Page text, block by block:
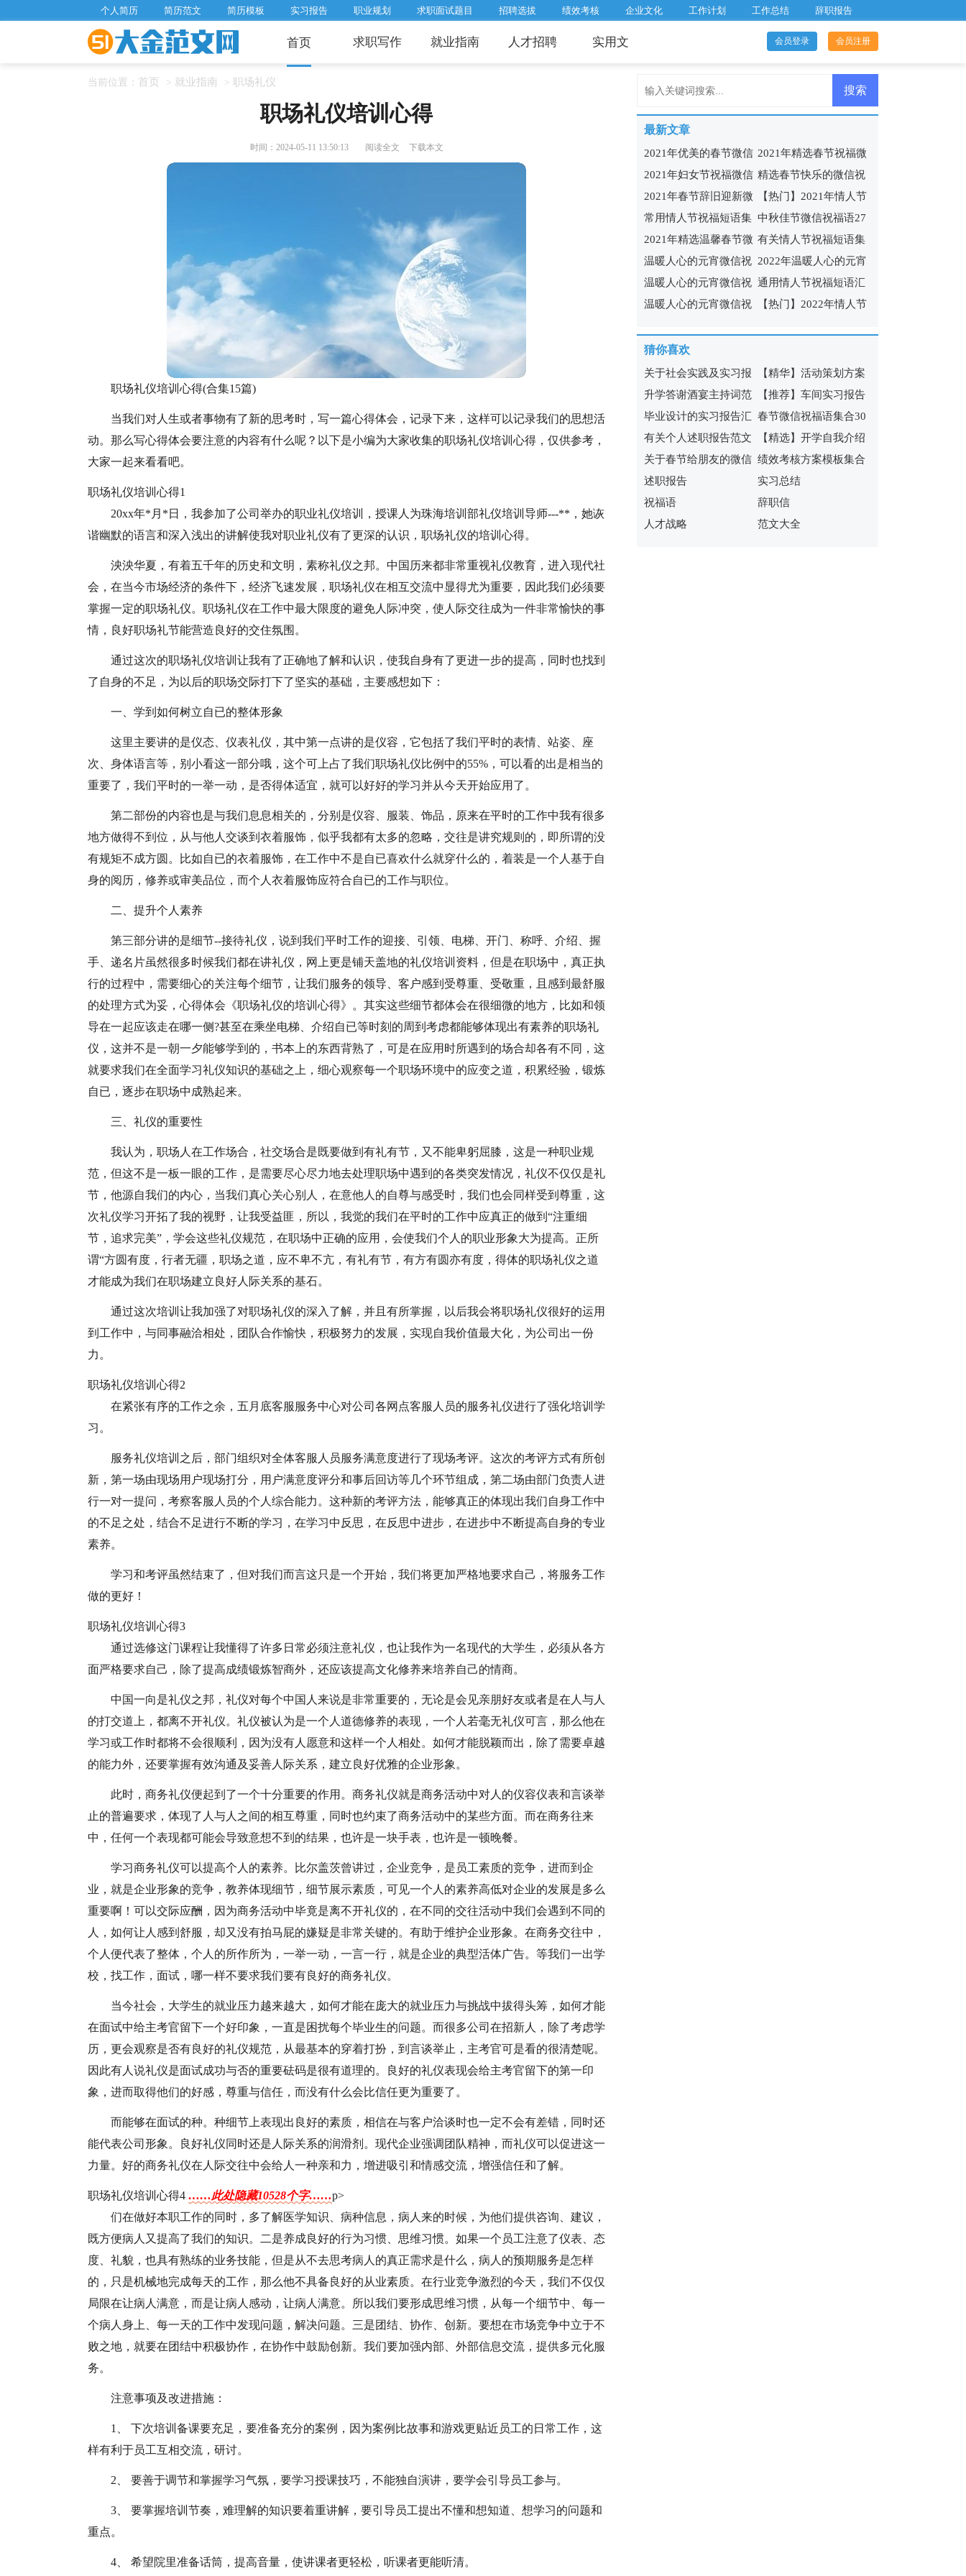
个人简历 简历范文 简历模板 实习报告 职业规划 求职面试题目 招聘选拔 绩效考核 企业文化 工作计划 工作总结 辞职报告
首页 求职写作 就业指南 人才招聘 实用文 会员登录 会员注册
当前位置： 首页 > 就业指南 > 职场礼仪
职场礼仪培训心得
时间：2024-05-11 13:50:13 阅读全文 下载本文
职场礼仪培训心得(合集15篇)
当我们对人生或者事物有了新的思考时，写一篇心得体会，记录下来，这样可以记录我们的思想活
动。那么写心得体会要注意的内容有什么呢？以下是小编为大家收集的职场礼仪培训心得，仅供参考，
大家一起来看看吧。
职场礼仪培训心得1
20xx年*月*日，我参加了公司举办的职业礼仪培训，授课人为珠海培训部礼仪培训导师---**，她诙
谐幽默的语言和深入浅出的讲解使我对职业礼仪有了更深的认识，职场礼仪的培训心得。
泱泱华夏，有着五千年的历史和文明，素称礼仪之邦。中国历来都非常重视礼仪教育，进入现代社
会，在当今市场经济的条件下，经济飞速发展，职场礼仪在相互交流中显得尤为重要，因此我们必须要
掌握一定的职场礼仪。职场礼仪在工作中最大限度的避免人际冲突，使人际交往成为一件非常愉快的事
情，良好职场礼节能营造良好的交住氛围。
通过这次的职场礼仪培训让我有了正确地了解和认识，使我自身有了更进一步的提高，同时也找到
了自身的不足，为以后的职场交际打下了坚实的基础，主要感想如下：
一、学到如何树立自已的整体形象
这里主要讲的是仪态、仪表礼仪，其中第一点讲的是仪容，它包括了我们平时的表情、站姿、座
次、身体语言等，别小看这一部分哦，这个可上占了我们职场礼仪比例中的55%，可以看的出是相当的
重要了，我们平时的一举一动，是否得体适宜，就可以好好的学习并从今天开始应用了。
第二部份的内容也是与我们息息相关的，分别是仪容、服装、饰品，原来在平时的工作中我有很多
地方做得不到位，从与他人交谈到衣着服饰，似乎我都有太多的忽略，交往是讲究规则的，即所谓的没
有规矩不成方圆。比如自已的衣着服饰，在工作中不是自已喜欢什么就穿什么的，着装是一个人基于自
身的阅历，修养或审美品位，而个人衣着服饰应符合自已的工作与职位。
二、提升个人素养
第三部分讲的是细节--接待礼仪，说到我们平时工作的迎接、引领、电梯、开门、称呼、介绍、握
手、递名片虽然很多时候我们都在讲礼仪，网上更是铺天盖地的礼仪培训资料，但是在职场中，真正执
行的过程中，需要细心的关注每个细节，让我们服务的领导、客户感到受尊重、受敬重，且感到最舒服
的处理方式为妥，心得体会《职场礼仪的培训心得》。其实这些细节都体会在很细微的地方，比如和领
导在一起应该走在哪一侧?甚至在乘坐电梯、介绍自已等时刻的周到考虑都能够体现出有素养的职场礼
仪，这并不是一朝一夕能够学到的，书本上的东西背熟了，可是在应用时所遇到的场合却各有不同，这
就要求我们在全面学习礼仪知识的基础之上，细心观察每一个职场环境中的应变之道，积累经验，锻炼
自已，逐步在职场中成熟起来。
三、礼仪的重要性
我认为，职场人在工作场合，社交场合是既要做到有礼有节，又不能卑躬屈膝，这是一种职业规
范，但这不是一板一眼的工作，是需要尽心尽力地去处理职场中遇到的各类突发情况，礼仪不仅仅是礼
节，他源自我们的内心，当我们真心关心别人，在意他人的自尊与感受时，我们也会同样受到尊重，这
次礼仪学习开拓了我的视野，让我受益匪，所以，我觉的我们在平时的工作中应真正的做到“注重细
节，追求完美”，学会这些礼仪规范，在职场中正确的应用，会使我们个人的职业形象大为提高。正所
谓“方圆有度，行者无疆，职场之道，应不卑不亢，有礼有节，有方有圆亦有度，得体的职场礼仪之道
才能成为我们在职场建立良好人际关系的基石。
通过这次培训让我加强了对职场礼仪的深入了解，并且有所掌握，以后我会将职场礼仪很好的运用
到工作中，与同事融洽相处，团队合作愉快，积极努力的发展，实现自我价值最大化，为公司出一份
力。
职场礼仪培训心得2
在紧张有序的工作之余，五月底客服服务中心对公司各网点客服人员的服务礼仪进行了强化培训学
习。
服务礼仪培训之后，部门组织对全体客服人员服务满意度进行了现场考评。这次的考评方式有所创
新，第一场由现场用户现场打分，用户满意度评分和事后回访等几个环节组成，第二场由部门负责人进
行一对一提问，考察客服人员的个人综合能力。这种新的考评方法，能够真正的体现出我们自身工作中
的不足之处，结合不足进行不断的学习，在学习中反思，在反思中进步，在进步中不断提高自身的专业
素养。
学习和考评虽然结束了，但对我们而言这只是一个开始，我们将更加严格地要求自己，将服务工作
做的更好！
职场礼仪培训心得3
通过选修这门课程让我懂得了许多日常必须注意礼仪，也让我作为一名现代的大学生，必须从各方
面严格要求自己，除了提高成绩锻炼智商外，还应该提高文化修养来培养自己的情商。
中国一向是礼仪之邦，礼仪对每个中国人来说是非常重要的，无论是会见亲朋好友或者是在人与人
的打交道上，都离不开礼仪。礼仪被认为是一个人道德修养的表现，一个人若毫无礼仪可言，那么他在
学习或工作时都将不会很顺利，因为没有人愿意和这样一个人相处。如何才能脱颖而出，除了需要卓越
的能力外，还要掌握有效沟通及妥善人际关系，建立良好优雅的企业形象。
此时，商务礼仪便起到了一个十分重要的作用。商务礼仪就是商务活动中对人的仪容仪表和言谈举
止的普遍要求，体现了人与人之间的相互尊重，同时也约束了商务活动中的某些方面。而在商务往来
中，任何一个表现都可能会导致意想不到的结果，也许是一块手表，也许是一顿晚餐。
学习商务礼仪可以提高个人的素养。比尔盖茨曾讲过，企业竞争，是员工素质的竞争，进而到企
业，就是企业形象的竞争，教养体现细节，细节展示素质，可见一个人的素养高低对企业的发展是多么
重要啊！可以交际应酬，因为商务活动中毕竟是离不开礼仪的，在不同的交往活动中我们会遇到不同的
人，如何让人感到舒服，却又没有拍马屁的嫌疑是非常关键的。有助于维护企业形象。在商务交往中，
个人便代表了整体，个人的所作所为，一举一动，一言一行，就是企业的典型活体广告。等我们一出学
校，找工作，面试，哪一样不要求我们要有良好的商务礼仪。
当今社会，大学生的就业压力越来越大，如何才能在庞大的就业压力与挑战中拔得头筹，如何才能
在面试中给主考官留下一个好印象，一直是困扰每个毕业生的问题。而很多公司在招新人，除了考虑学
历，更会观察是否有良好的礼仪规范，从最基本的穿着打扮，到言谈举止，主考官可是看的很清楚呢。
因此有人说礼仪是面试成功与否的重要砝码是很有道理的。良好的礼仪表现会给主考官留下的第一印
象，进而取得他们的好感，尊重与信任，而没有什么会比信任更为重要了。
而能够在面试的种。种细节上表现出良好的素质，相信在与客户洽谈时也一定不会有差错，同时还
能代表公司形象。良好礼仪同时还是人际关系的润滑剂。现代企业强调团队精神，而礼仪可以促进这一
力量。好的商务礼仪在人际交往中会给人一种亲和力，增进吸引和情感交流，增强信任和了解。
职场礼仪培训心得4 ……此处隐藏10528个字……p>
们在做好本职工作的同时，多了解医学知识、病种信息，病人来的时候，为他们提供咨询、建议，
既方便病人又提高了我们的知识。二是养成良好的行为习惯、思维习惯。如果一个员工注意了仪表、态
度、礼貌，也具有熟练的业务技能，但是从不去思考病人的真正需求是什么，病人的预期服务是怎样
的，只是机械地完成每天的工作，那么他不具备良好的从业素质。在行业竞争激烈的今天，我们不仅仅
局限在让病人满意，而是让病人感动，让病人满意。所以我们要形成思维习惯，从每一个细节中、每一
个病人身上、每一天的工作中发现问题，解决问题。三是团结、协作、创新。要想在市场竞争中立于不
败之地，就要在团结中积极协作，在协作中鼓励创新。我们要加强内部、外部信息交流，提供多元化服
务。
注意事项及改进措施：
1、 下次培训备课要充足，要准备充分的案例，因为案例比故事和游戏更贴近员工的日常工作，这
样有利于员工互相交流，研讨。
2、 要善于调节和掌握学习气氛，要学习授课技巧，不能独自演讲，要学会引导员工参与。
3、 要掌握培训节奏，难理解的知识要着重讲解，要引导员工提出不懂和想知道、想学习的问题和
重点。
4、 希望院里准备话筒，提高音量，使讲课者更轻松，听课者更能听清。
最新文章
2021年优美的春节微信
祝福语41句
2021年精选春节祝福微
信问候语27句
2021年妇女节祝福微信
问候语27条
精选春节快乐的微信祝
福语大汇总52条
2021年春节辞旧迎新微
信祝福语合集41句
【热门】2021年情人节
祝福短语汇编49句
常用情人节祝福短语集
锦59条
中秋佳节微信祝福语27
条
2021年精选温馨春节微
信祝福语15条
有关情人节祝福短语集
锦100句
温暖人心的元宵微信祝
福语41句
2022年温暖人心的元宵
微信祝福语44条
温暖人心的元宵微信祝
福语26句
通用情人节祝福短语汇
编97句
温暖人心的元宵微信祝
【热门】2022年情人节
猜你喜欢
关于社会实践及实习报
告集合六篇
【精华】活动策划方案
模板锦集8篇
升学答谢酒宴主持词范
文
【推荐】车间实习报告
三篇
毕业设计的实习报告汇
编6篇
春节微信祝福语集合30
句
有关个人述职报告范文
锦集十篇
【精选】开学自我介绍
模板锦集7篇
关于春节给朋友的微信
祝福语集合十篇
绩效考核方案模板集合
7篇
述职报告
实习总结
祝福语
辞职信
人才战略
范文大全